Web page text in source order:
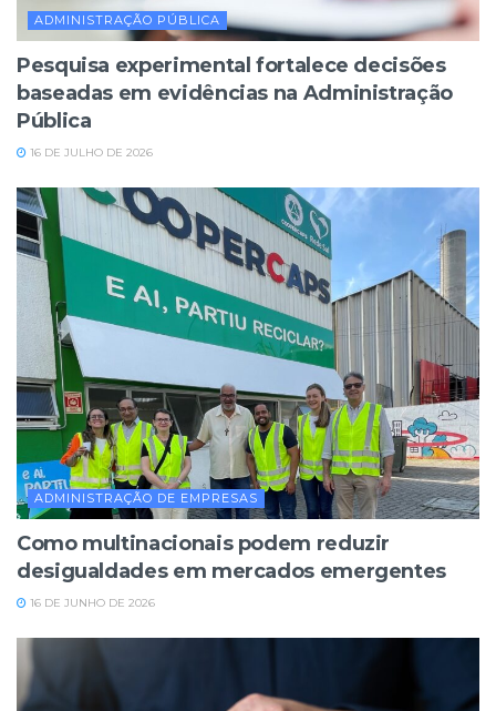
ADMINISTRAÇÃO PÚBLICA
Pesquisa experimental fortalece decisões
baseadas em evidências na Administração
Pública
16 DE JULHO DE 2026
ADMINISTRAÇÃO DE EMPRESAS
Como multinacionais podem reduzir
desigualdades em mercados emergentes
16 DE JUNHO DE 2026